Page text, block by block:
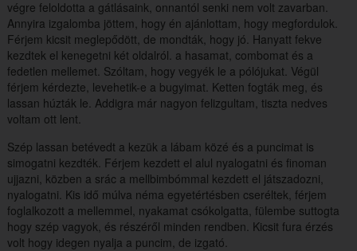
végre feloldotta a gátlásaink, onnantól senki nem volt zavarban.
Annyira izgalomba jöttem, hogy én ajánlottam, hogy megfordulok.
Férjem kicsit meglepődött, de mondták, hogy jó. Hanyatt fekve
kezdtek el kenegetni két oldalról. a hasamat, combomat és a
fedetlen mellemet. Szóltam, hogy vegyék le a pólójukat. Végül
férjem kérdezte, levehetik-e a bugyimat. Ketten fogták meg, és
lassan húzták le. Addigra már nagyon felizgultam, tiszta nedves
voltam ott lent.
Szép lassan betévedt a kezük a lábam közé és a puncimat is
simogatni kezdték. Férjem kezdett el alul nyalogatni és finoman
ujjazni, közben a srác a mellbimbómmal kezdett el játszadozni,
nyalogatni. Kis idő múlva néma egyetértésben cseréltek, férjem
foglalkozott a mellemmel, nyakamat csókolgatta, fülembe suttogta
hogy szép vagyok, és részéről minden rendben. Kicsit fura érzés
volt hogy idegen nyalja a puncim, de izgató.